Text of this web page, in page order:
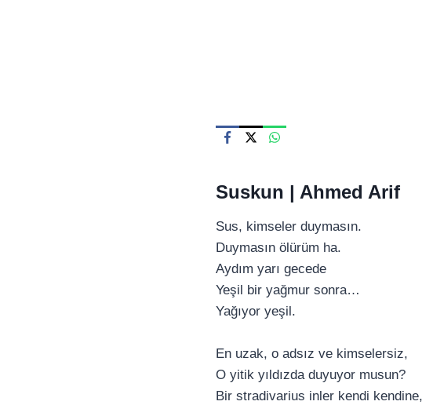
Suskun | Ahmed Arif
Sus, kimseler duymasın.
Duymasın ölürüm ha.
Aydım yarı gecede
Yeşil bir yağmur sonra…
Yağıyor yeşil.
En uzak, o adsız ve kimselersiz,
O yitik yıldızda duyuyor musun?
Bir stradivarius inler kendi kendine,